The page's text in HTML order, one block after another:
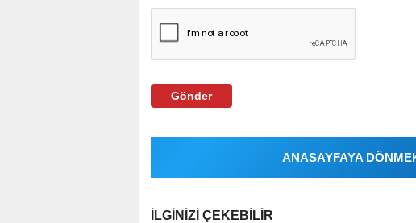
Gönder
ANASAYFAYA
İLGINIZI ÇEKEBILIR